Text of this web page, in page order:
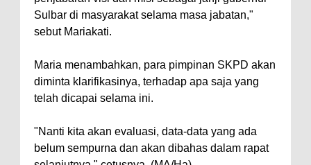
Sulbar di masyarakat selama masa jabatan,"
sebut Mariakati.
Maria menambahkan, para pimpinan SKPD akan
diminta klarifikasinya, terhadap apa saja yang
telah dicapai selama ini.
"Nanti kita akan evaluasi, data-data yang ada
belum sempurna dan akan dibahas dalam rapat